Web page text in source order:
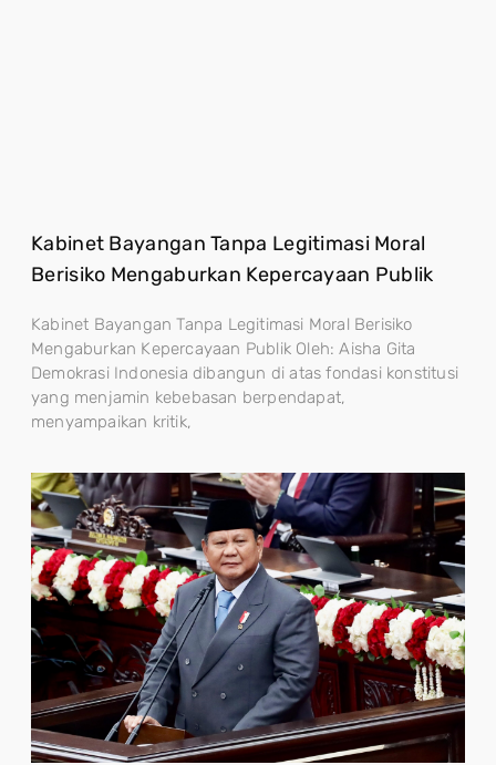
Kabinet Bayangan Tanpa Legitimasi Moral
Berisiko Mengaburkan Kepercayaan Publik
Kabinet Bayangan Tanpa Legitimasi Moral Berisiko
Mengaburkan Kepercayaan Publik Oleh: Aisha Gita
Demokrasi Indonesia dibangun di atas fondasi konstitusi
yang menjamin kebebasan berpendapat,
menyampaikan kritik,